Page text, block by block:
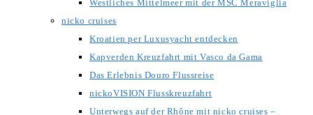
Westliches Mittelmeer mit der MSC Meraviglia
nicko cruises
Kroatien per Luxusyacht entdecken
Kapverden Kreuzfahrt mit Vasco da Gama
Das Erlebnis Douro Flussreise
nickoVISION Flusskreuzfahrt
Unterwegs auf der Rhône mit nicko cruises –